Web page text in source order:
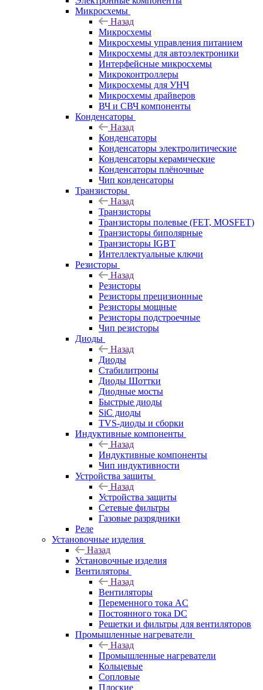
Микросхемы
Назад
Микросхемы
Микросхемы управления питанием
Микросхемы для автоэлектроники
Интерфейсные микросхемы
Микроконтроллеры
Микросхемы для УНЧ
Микросхемы драйверов
ВЧ и СВЧ компоненты
Конденсаторы
Назад
Конденсаторы
Конденсаторы электролитические
Конденсаторы керамические
Конденсаторы плёночные
Чип конденсаторы
Транзисторы
Назад
Транзисторы
Транзисторы полевые (FET, MOSFET)
Транзисторы биполярные
Транзисторы IGBT
Интеллектуальные ключи
Резисторы
Назад
Резисторы
Резисторы прецизионные
Резисторы мощные
Резисторы подстроечные
Чип резисторы
Диоды
Назад
Диоды
Стабилитроны
Диоды Шоттки
Диодные мосты
Быстрые диоды
SiC диоды
TVS-диоды и сборки
Индуктивные компоненты
Назад
Индуктивные компоненты
Чип индуктивности
Устройства защиты
Назад
Устройства защиты
Сетевые фильтры
Газовые разрядники
Реле
Установочные изделия
Назад
Установочные изделия
Вентиляторы
Назад
Вентиляторы
Переменного тока AC
Постоянного тока DC
Решетки и фильтры для вентиляторов
Промышленные нагреватели
Назад
Промышленные нагреватели
Кольцевые
Сопловые
Плоские